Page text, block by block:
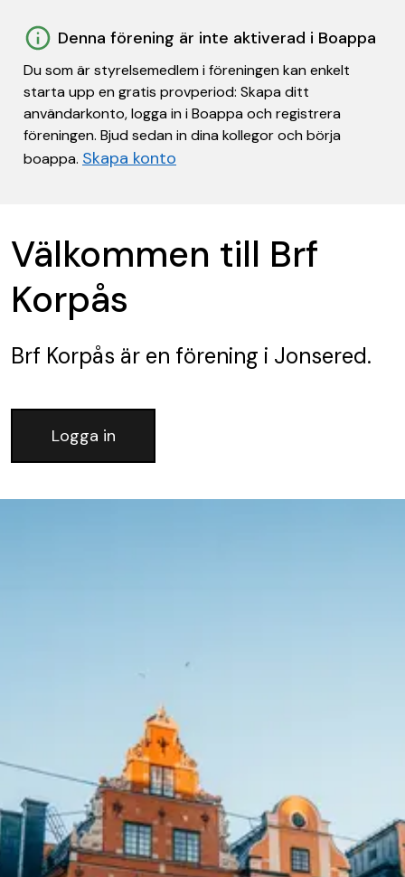
Denna förening är inte aktiverad i Boappa
Du som är styrelsemedlem i föreningen kan enkelt
starta upp en gratis provperiod: Skapa ditt
användarkonto, logga in i Boappa och registrera
föreningen. Bjud sedan in dina kollegor och börja
boappa. Skapa konto
Välkommen till Brf
Korpås
Brf Korpås är en förening i Jonsered.
Logga in